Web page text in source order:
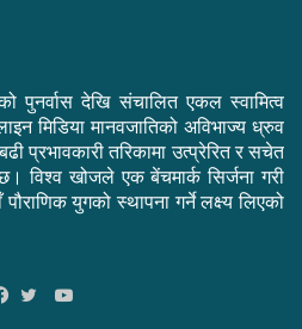
पुनर्वास देखि संचालित एकल स्वामित्व
मिडिया मानवजातिको अविभाज्य ध्रुव
प्रभावकारी तरिकामा उत्प्रेरित र सचेत
विश्व खोजले एक बेंचमार्क सिर्जना गरी
पौराणिक युगको स्थापना गर्ने लक्ष्य लिएको
YouTube